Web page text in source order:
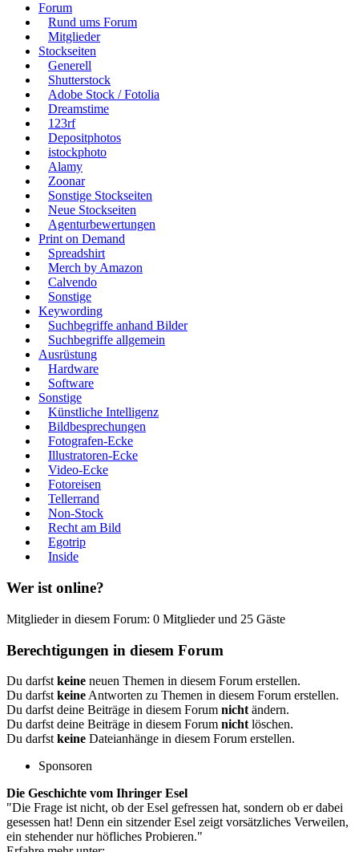
Forum
Rund ums Forum
Mitglieder
Stockseiten
Generell
Shutterstock
Adobe Stock / Fotolia
Dreamstime
123rf
Depositphotos
istockphoto
Alamy
Zoonar
Sonstige Stockseiten
Neue Stockseiten
Agenturbewertungen
Print on Demand
Spreadshirt
Merch by Amazon
Calvendo
Sonstige
Keywording
Suchbegriffe anhand Bilder
Suchbegriffe allgemein
Ausrüstung
Hardware
Software
Sonstige
Künstliche Intelligenz
Bildbesprechungen
Fotografen-Ecke
Illustratoren-Ecke
Video-Ecke
Fotoreisen
Tellerrand
Non-Stock
Recht am Bild
Egotrip
Inside
Wer ist online?
Mitglieder in diesem Forum: 0 Mitglieder und 25 Gäste
Berechtigungen in diesem Forum
Du darfst keine neuen Themen in diesem Forum erstellen.
Du darfst keine Antworten zu Themen in diesem Forum erstellen.
Du darfst deine Beiträge in diesem Forum nicht ändern.
Du darfst deine Beiträge in diesem Forum nicht löschen.
Du darfst keine Dateianhänge in diesem Forum erstellen.
Sponsoren
Die Geschichte vom Ihringer Esel
"Die Frage ist nicht, ob der Esel gefressen hat, sondern ob er dabei
gesessen hat! Denn ein sitzender Esel zeigt vorsätzliches Verweilen,
ein stehender nur höfliches Probieren."